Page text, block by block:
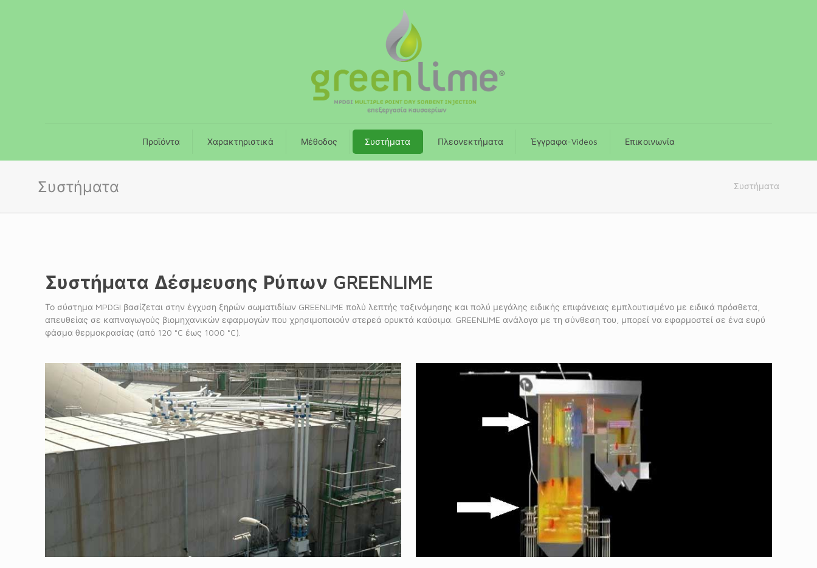
Προϊόντα Χαρακτηριστικά Μέθοδος Συστήματα Πλεονεκτήματα Έγγραφα-Videos Επικοινωνία
Συστήματα Συστήματα
Συστήματα Δέσμευσης Ρύπων GREENLIME
Το σύστημα MPDGI βασίζεται στην έγχυση ξηρών σωματιδίων GREENLIME πολύ λεπτής ταξινόμησης και πολύ μεγάλης ειδικής επιφάνειας εμπλουτισμένο με ειδικά πρόσθετα,
απευθείας σε καπναγωγούς βιομηχανικών εφαρμογών που χρησιμοποιούν στερεά ορυκτά καύσιμα. GREENLIME ανάλογα με τη σύνθεση του, μπορεί να εφαρμοστεί σε ένα ευρύ
φάσμα θερμοκρασίας (από 120 °C έως 1000 °C).